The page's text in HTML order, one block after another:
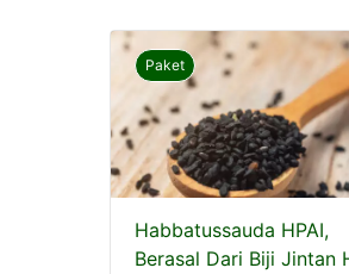
Paket
Habbatussauda HPAI,
Berasal Dari Biji Jintan